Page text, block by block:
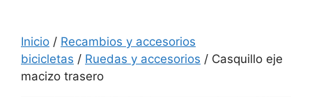
Inicio / Recambios y accesorios
bicicletas / Ruedas y accesorios / Casquillo eje
macizo trasero